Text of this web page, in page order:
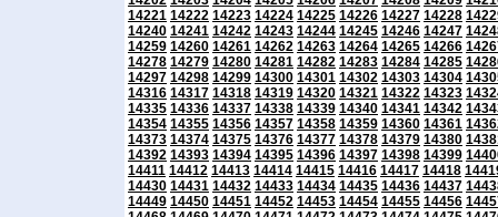
14221 14222 14223 14224 14225 14226 14227 14228
14240 14241 14242 14243 14244 14245 14246 14247
14259 14260 14261 14262 14263 14264 14265 14266
14278 14279 14280 14281 14282 14283 14284 14285
14297 14298 14299 14300 14301 14302 14303 14304
14316 14317 14318 14319 14320 14321 14322 14323
14335 14336 14337 14338 14339 14340 14341 14342
14354 14355 14356 14357 14358 14359 14360 14361
14373 14374 14375 14376 14377 14378 14379 14380
14392 14393 14394 14395 14396 14397 14398 14399
14411 14412 14413 14414 14415 14416 14417 14418
14430 14431 14432 14433 14434 14435 14436 14437
14449 14450 14451 14452 14453 14454 14455 14456